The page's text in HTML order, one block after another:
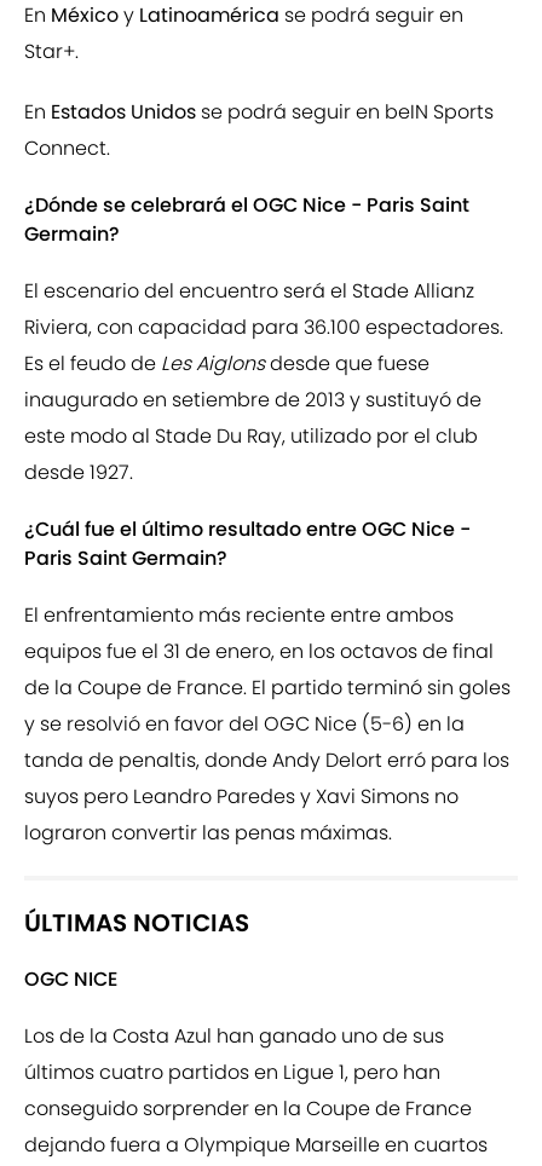
En Méxicoy Latinoamérica se podrá seguir en
Star+.
En Estados Unidos se podrá seguir en beIN Sports
Connect.
¿Dónde se celebrará el OGC Nice - Paris Saint
Germain?
El escenario del encuentro será el Stade Allianz
Riviera, con capacidad para 36.100 espectadores.
Es el feudo de Les Aiglonsdesde que fuese
inaugurado en setiembre de 2013 y sustituyó de
este modo al Stade Du Ray, utilizado por el club
desde 1927.
¿Cuál fue el último resultado entre OGC Nice -
Paris Saint Germain?
El enfrentamiento más reciente entre ambos
equipos fue el 31 de enero, en los octavos de final
de la Coupe de France. El partido terminó sin goles
y se resolvió en favor del OGC Nice (5-6) en la
tanda de penaltis, donde Andy Delort erró para los
suyos pero Leandro Paredes y Xavi Simons no
lograron convertir las penas máximas.
ÚLTIMAS NOTICIAS
OGC NICE
Los de la Costa Azul han ganado uno de sus
últimos cuatro partidos en Ligue 1, pero han
conseguido sorprender en la Coupe de France
dejando fuera a Olympique Marseille en cuartos